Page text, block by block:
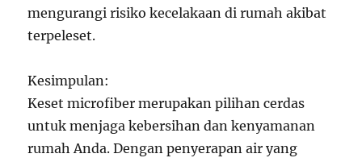
mengurangi risiko kecelakaan di rumah akibat
terpeleset.
Kesimpulan:
Keset microfiber merupakan pilihan cerdas
untuk menjaga kebersihan dan kenyamanan
rumah Anda. Dengan penyerapan air yang